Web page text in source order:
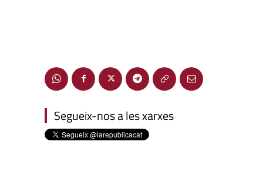
Segueix-nos a les xarxes